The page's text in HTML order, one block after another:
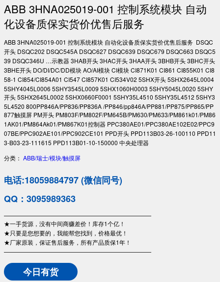
ABB 3HNA025019-001 控制系统模块 自动
化设备质保实货价优售后服务
ABB 3HNA025019-001 控制系统模块 自动化设备质保实货价优售后服务 DSQC
开头 DSQC202 DSQC545A DSQC627 DSQC639 DSQC679 DSQC663 DSQC5
39 DSQC346U …示教器 3HAB开头 3HAC开头 3HAA开头 3BHB开头 3BHC开头
3BHE开头 DO/DI/DC/DD模块 AO/AI模块 CI模块 CI871K01 CI861 CI855K01 CI8
58-1 CI854/CI854A01 CI547 CI857K01 CI534V02 5SHX开头 5SHX2645L0004
5SHY4045L0006 5SHY3545L0009 5SHX1060H0003 5SHY5045L0020 5SHY
开头 5SHX2645L0002 5SHX0660F0001 5SHY35L4510 5SHY35L4512 5SHY3
5L4520 800PP846A/PP836/PP836A /PP846/pp846A/PP881/PP875/PP865/PP
877触摸屏 PM开头 PM803F/PM802F/PM645B/PM630/PM633/PM861k01/PM86
1AK01/PM864Ak01/PM867K01控制器 PPC380AE01/PPC380AE102E02/PPC9
07BE/PPC902AE101/PPC902CE101 PPD开头 PPD113B03-26-100110 PPD11
3-B03-23-111615 PPD113B01-10-150000 中央处理器
分类： ABB/瑞士/模块/触摸屏
电话:18059884797 (微信同号)
QQ：3095989363
—————————————————————————
★一手货源，没有中间商赚差价！库存1个亿！
★只要是您想要的，我能帮您找到，价格最优！
★厂家原装，保证售后服务，所有产品质保1年！
—————————————————————————
今日有货